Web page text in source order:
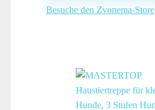
Besuche den Zvonema-Store